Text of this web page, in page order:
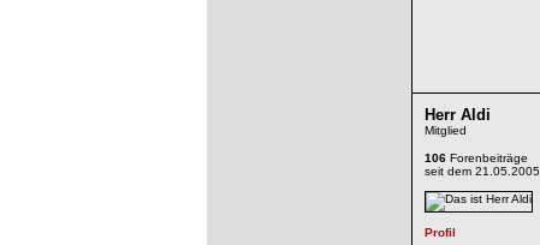
Herr Aldi
Mitglied
106 Forenbeiträge
seit dem 21.05.2005